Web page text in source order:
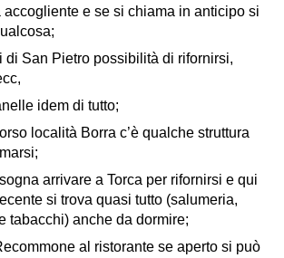
accogliente e se si chiama in anticipo si
di San Pietro possibilità di rifornirsi,
idem di tutto;
località Borra c’è qualche struttura
arrivare a Torca per rifornirsi e qui
si trova quasi tutto (salumeria,
tabacchi) anche da dormire;
al ristorante se aperto si può